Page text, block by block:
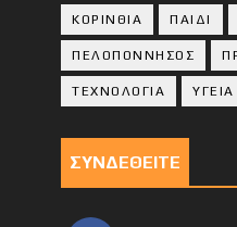
ΚΟΡΙΝΘΙA ΠΑΙΔΙ
ΠΕΛΟΠΟΝΝΗΣΟΣ
ΤΕΧΝΟΛΟΓΙΑ ΥΓΕΙΑ
ΣΥΝΔΕΘΕΙΤΕ